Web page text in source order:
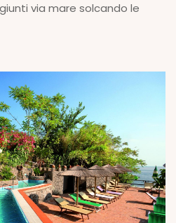
via mare solcando le